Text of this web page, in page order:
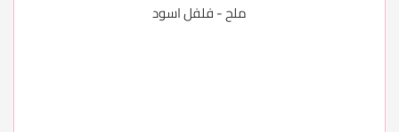
ملح - فلفل اسود